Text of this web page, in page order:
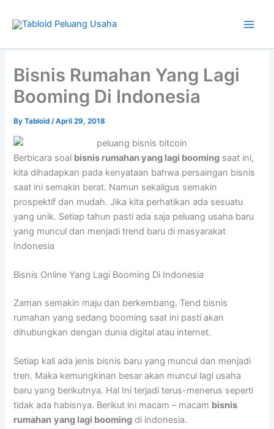
Bisnis Rumahan Yang Lagi
Booming Di Indonesia
ByTabloid/April 29, 2018
Berbicara soal bisnis rumahan yang lagi booming saat ini,
kita dihadapkan pada kenyataan bahwa persaingan bisnis
saat ini semakin berat. Namun sekaligus semakin
prospektif dan mudah. Jika kita perhatikan ada sesuatu
yang unik. Setiap tahun pasti ada saja peluang usaha baru
yang muncul dan menjadi trend baru di masyarakat
Indonesia
Bisnis Online Yang Lagi Booming Di Indonesia
Zaman semakin maju dan berkembang. Tend bisnis
rumahan yang sedang booming saat ini pasti akan
dihubungkan dengan dunia digital atau internet.
Setiap kali ada jenis bisnis baru yang muncul dan menjadi
tren. Maka kemungkinan besar akan muncul lagi usaha
baru yang berikutnya. Hal Ini terjadi terus-menerus seperti
tidak ada habisnya. Berikut ini macam – macam bisnis
rumahan yang lagi booming di indonesia.
your
email…